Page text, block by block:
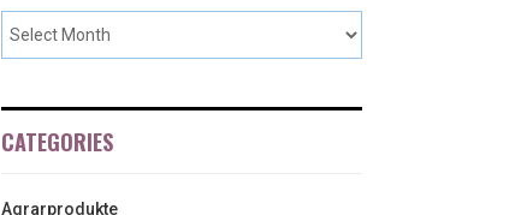
CATEGORIES
Agrarprodukte